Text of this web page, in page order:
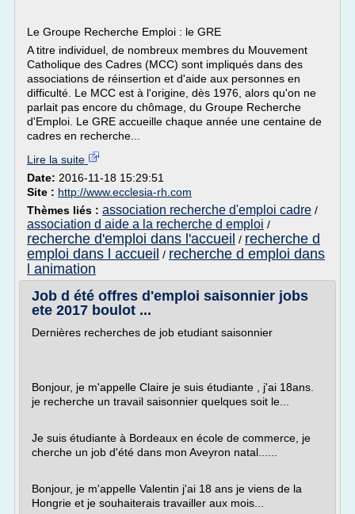
Le Groupe Recherche Emploi : le GRE
A titre individuel, de nombreux membres du Mouvement
Catholique des Cadres (MCC) sont impliqués dans des
associations de réinsertion et d'aide aux personnes en
difficulté. Le MCC est à l'origine, dès 1976, alors qu'on ne
parlait pas encore du chômage, du Groupe Recherche
d'Emploi. Le GRE accueille chaque année une centaine de
cadres en recherche...
Lire la suite
Date: 2016-11-18 15:29:51
Site : http://www.ecclesia-rh.com
Thèmes liés : association recherche d'emploi cadre /
association d aide a la recherche d emploi /
recherche d'emploi dans l'accueil / recherche d
emploi dans l accueil / recherche d emploi dans
l animation
Job d été offres d'emploi saisonnier jobs
ete 2017 boulot ...
Dernières recherches de job etudiant saisonnier
Bonjour, je m'appelle Claire je suis étudiante , j'ai 18ans.
je recherche un travail saisonnier quelques soit le...
Je suis étudiante à Bordeaux en école de commerce, je
cherche un job d'été dans mon Aveyron natal......
Bonjour, je m'appelle Valentin j'ai 18 ans je viens de la
Hongrie et je souhaiterais travailler aux mois...